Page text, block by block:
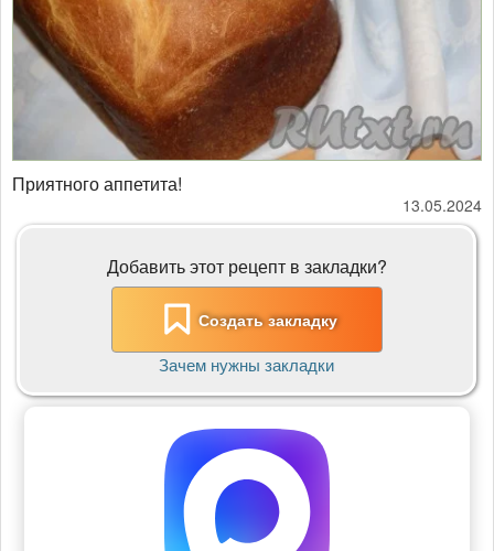
Приятного аппетита!
13.05.2024
Добавить этот рецепт в закладки?
Создать закладку
Зачем нужны закладки